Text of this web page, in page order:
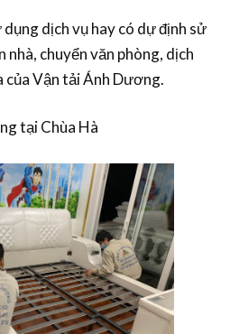
dịch vụ hay có dự định sử
nhà, chuyển văn phòng, dịch
của Vận tải Ánh Dương.
tại Chùa Hà